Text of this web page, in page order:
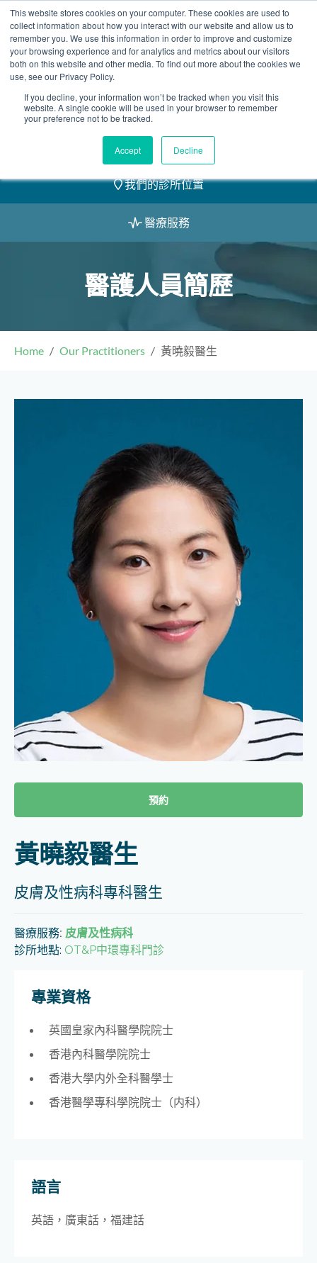
This website stores cookies on your computer. These cookies are used to
collect information about how you interact with our website and allow us to
remember you. We use this information in order to improve and customize
your browsing experience and for analytics and metrics about our visitors
both on this website and other media. To find out more about the cookies we
use, see our Privacy Policy.
If you decline, your information won’t be tracked when you visit this
website. A single cookie will be used in your browser to remember
your preference not to be tracked.
Accept Decline
Skip
to
content
2155 9055
預約
我們的醫護團隊
我們的診所位置
醫療服務
醫護人員簡歷
Home Our Practitioners 黃曉毅醫生
預約
黃曉毅醫生
皮膚及性病科專科醫生
醫療服務: 皮膚及性病科
診所地點: OT&P中環專科門診
專業資格
英國皇家內科醫學院院士
香港內科醫學院院士
香港大學内外全科醫學士
香港醫學專科學院院士（内科）
語言
英語，廣東話， 福建話